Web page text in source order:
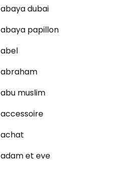
abaya dubai
abaya papillon
abel
abraham
abu muslim
accessoire
achat
adam et eve